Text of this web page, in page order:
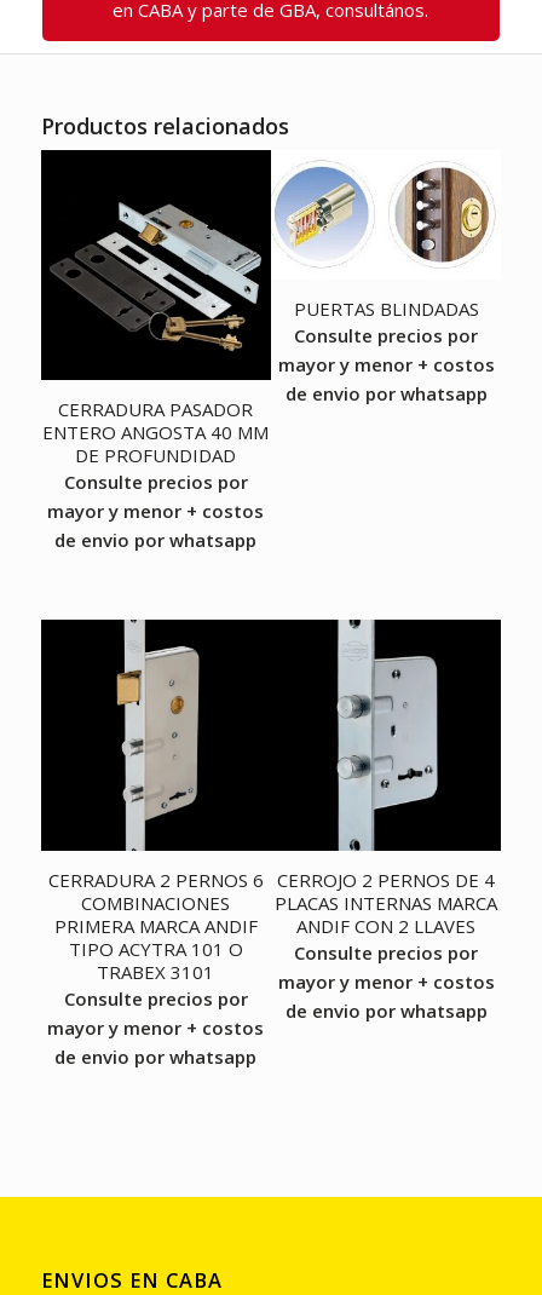
en CABA y parte de GBA, consultános.
Productos relacionados
CERRADURA PASADOR
ENTERO ANGOSTA 40 MM
DE PROFUNDIDAD
Consulte precios por
mayor y menor + costos
de envio por whatsapp
PUERTAS BLINDADAS
Consulte precios por
mayor y menor + costos
de envio por whatsapp
CERRADURA 2 PERNOS 6
COMBINACIONES
PRIMERA MARCA ANDIF
TIPO ACYTRA 101 O
TRABEX 3101
Consulte precios por
mayor y menor + costos
de envio por whatsapp
CERROJO 2 PERNOS DE 4
PLACAS INTERNAS MARCA
ANDIF CON 2 LLAVES
Consulte precios por
mayor y menor + costos
de envio por whatsapp
ENVIOS EN CABA